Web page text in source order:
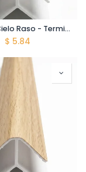
Moldura Cielo Raso - Terminal Externo - Blanco - 5900mm
$ 5.84